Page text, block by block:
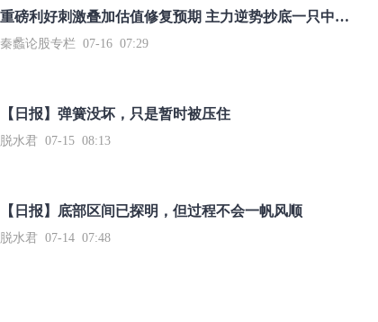
重磅利好刺激叠加估值修复预期 主力逆势抄底一只中药龙头股
秦蠡论股专栏 07-16 07:29
【日报】弹簧没坏，只是暂时被压住
脱水君 07-15 08:13
【日报】底部区间已探明，但过程不会一帆风顺
脱水君 07-14 07:48